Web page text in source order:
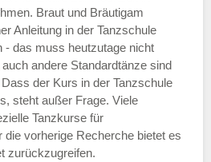
—
HINZUFÜGEN
Braut und Bräutigam
Anleitung in der Tanzschule
- das muss heutzutage nicht
andere Standardtänze sind
der Kurs in der Tanzschule
steht außer Frage. Viele
Tanzkurse für
die vorherige Recherche bietet es
zurückzugreifen.